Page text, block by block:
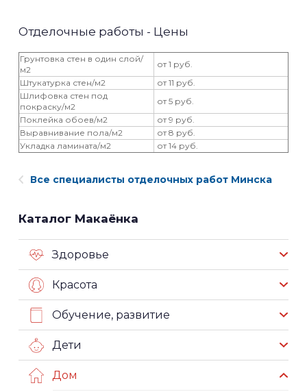
Отделочные работы - Цены
Грунтовка стен в один слой/
м2
от 1 руб.
Штукатурка стен/м2
от 11 руб.
Шлифовка стен под
покраску/м2
от 5 руб.
Поклейка обоев/м2
от 9 руб.
Выравнивание пола/м2
от 8 руб.
Укладка ламината/м2
от 14 руб.
Все специалисты отделочных работ Минска
Каталог Макаёнка
Здоровье
Красота
Обучение, развитие
Дети
Дом